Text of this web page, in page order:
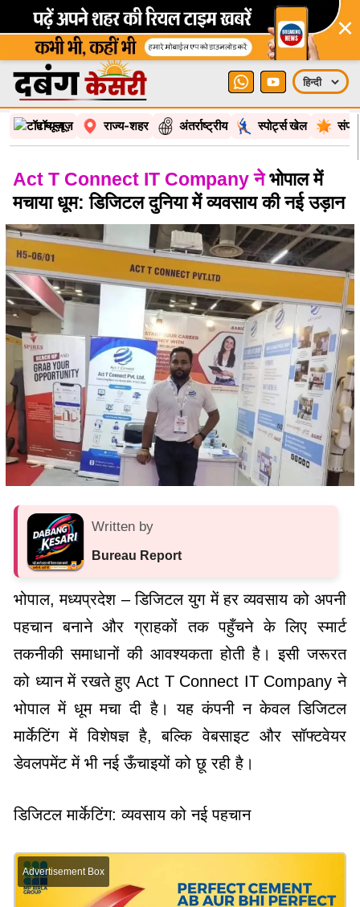
×
टॉप न्यूज़ राज्य-शहर अंतर्राष्ट्रीय स्पोर्ट्स खेल
Act T Connect IT Company नेभोपाल में
मचाया धूम: डिजिटल दुनिया में व्यवसाय की नई उड़ान
Written by
Bureau Report
भोपाल, मध्यप्रदेश – डिजिटल युग में हर व्यवसाय को अपनी
पहचान बनाने और ग्राहकों तक पहुँचने के लिए स्मार्ट
तकनीकी समाधानों की आवश्यकता होती है। इसी जरूरत
को ध्यान में रखते हुए Act T Connect IT Company ने
भोपाल में धूम मचा दी है। यह कंपनी न केवल डिजिटल
मार्केटिंग में विशेषज्ञ है, बल्कि वेबसाइट और सॉफ्टवेयर
डेवलपमेंट में भी नई ऊँचाइयों को छू रही है।
डिजिटल मार्केटिंग: व्यवसाय को नई पहचान
Advertisement Box